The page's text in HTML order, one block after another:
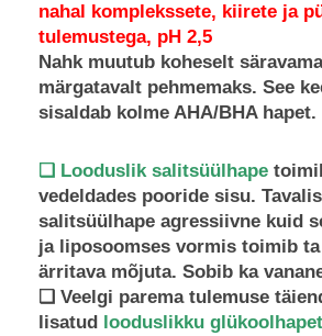
nahal komplekssete, kiirete ja
tulemustega, pH 2,5
Nahk muutub koheselt
märgatavalt pehmemaks. See
sisaldab kolme AHA/BHA hapet.
❑ Looduslik salitsüülhape
vedeldades pooride sisu.
salitsüülhape agressiivne kuid
ja liposoomses vormis toimib
ärritava mõjuta. Sobib ka
❑ Veelgi parema tulemuse
lisatud looduslikku